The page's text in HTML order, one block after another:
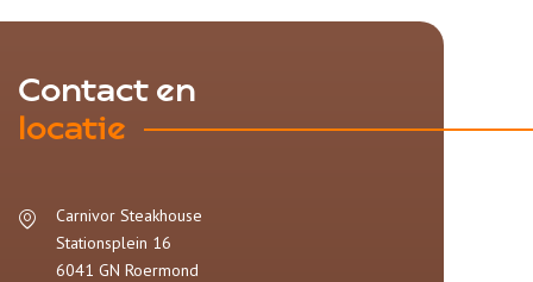
Contact en
locatie
Carnivor Steakhouse
Stationsplein 16
6041 GN Roermond